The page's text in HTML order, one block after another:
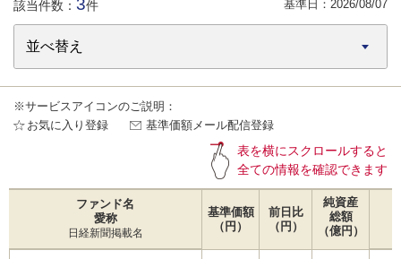
該当件数： 3件 基準日： 2026/08/07
※サービスアイコンのご説明：
お気に入り登録
基準価額メール配信登録
表を横にスクロールすると
全ての情報を確認できます
ファンド名
愛称
日経新聞掲載名
基準価額
（円）
前日比
（円）
純資産
総額
（億円）